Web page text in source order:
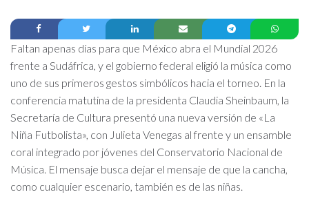
Faltan apenas días para que México abra el Mundial 2026
frente a Sudáfrica, y el gobierno federal eligió la música como
uno de sus primeros gestos simbólicos hacia el torneo. En la
conferencia matutina de la presidenta Claudia Sheinbaum, la
Secretaría de Cultura presentó una nueva versión de «La
Niña Futbolista», con Julieta Venegas al frente y un ensamble
coral integrado por jóvenes del Conservatorio Nacional de
Música. El mensaje busca dejar el mensaje de que la cancha,
como cualquier escenario, también es de las niñas.